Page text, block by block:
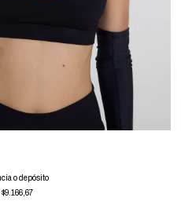
o depósito
$9.166,67